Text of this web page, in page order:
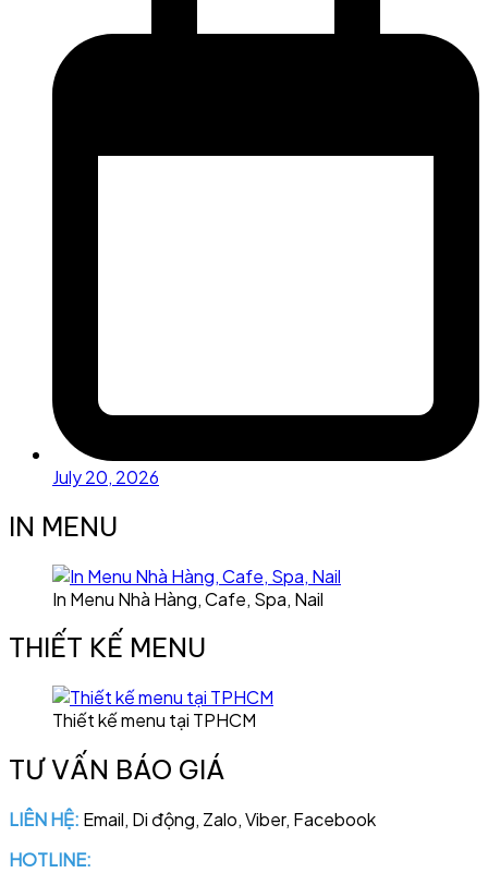
July 20, 2026
IN MENU
In Menu Nhà Hàng, Cafe, Spa, Nail
THIẾT KẾ MENU
Thiết kế menu tại TPHCM
TƯ VẤN BÁO GIÁ
LIÊN HỆ: Email, Di động, Zalo, Viber, Facebook
HOTLINE: